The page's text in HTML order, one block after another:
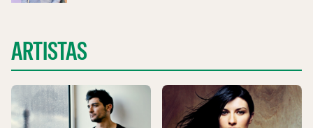
ARTISTAS